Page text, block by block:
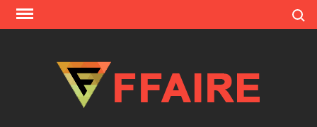
Skip